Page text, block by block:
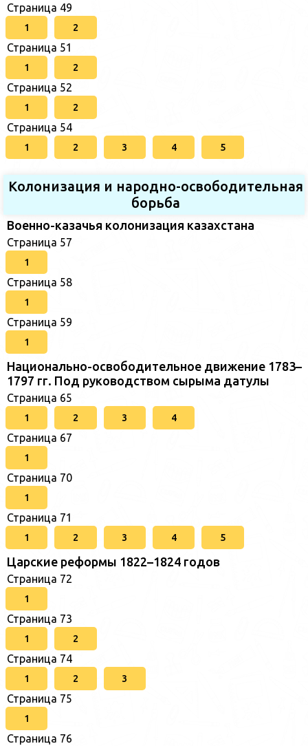
Страница 49
1 2
Страница 51
1 2
Страница 52
1 2
Страница 54
1 2 3 4 5
Колонизация и народно-освободительная
борьба
Военно-казачья колонизация казахстана
Страница 57
1
Страница 58
1
Страница 59
1
Национально-освободительное движение 1783–
1797 гг. Под руководством сырыма датулы
Страница 65
1 2 3 4
Страница 67
1
Страница 70
1
Страница 71
1 2 3 4 5
Царские реформы 1822–1824 годов
Страница 72
1
Страница 73
1 2
Страница 74
1 2 3
Страница 75
1
Страница 76